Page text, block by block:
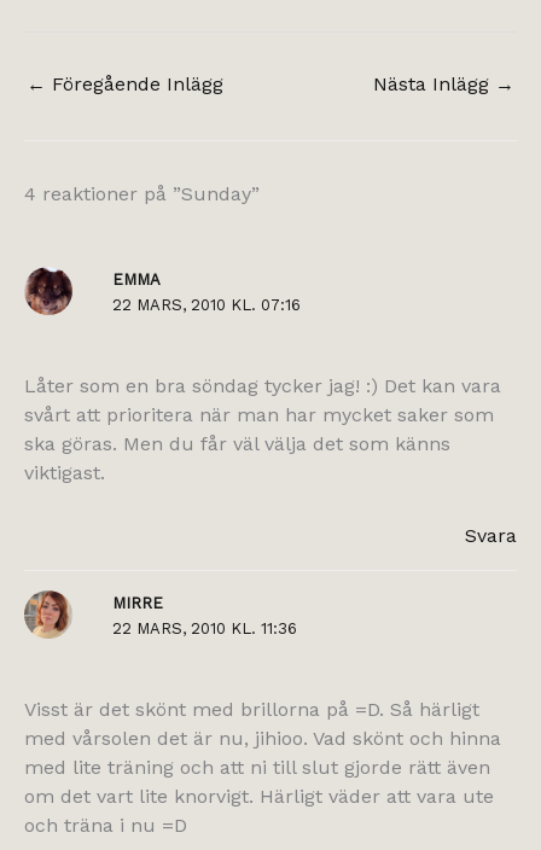
← Föregående Inlägg Nästa Inlägg →
4 reaktioner på ”Sunday”
EMMA
22 MARS, 2010 KL. 07:16
Låter som en bra söndag tycker jag! :) Det kan vara
svårt att prioritera när man har mycket saker som
ska göras. Men du får väl välja det som känns
viktigast.
Svara
MIRRE
22 MARS, 2010 KL. 11:36
Visst är det skönt med brillorna på =D. Så härligt
med vårsolen det är nu, jihioo. Vad skönt och hinna
med lite träning och att ni till slut gjorde rätt även
om det vart lite knorvigt. Härligt väder att vara ute
och träna i nu =D